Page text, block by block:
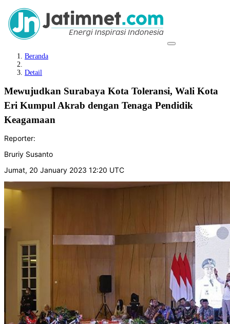
Beranda
Detail
Mewujudkan Surabaya Kota Toleransi, Wali Kota
Eri Kumpul Akrab dengan Tenaga Pendidik
Keagamaan
Reporter:
Bruriy Susanto
Jumat, 20 January 2023 12:20 UTC